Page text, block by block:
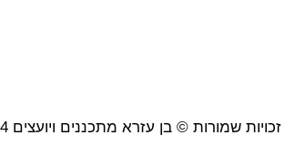
זכויות שמורות © בן עזרא מתכננים ויועצים 2014